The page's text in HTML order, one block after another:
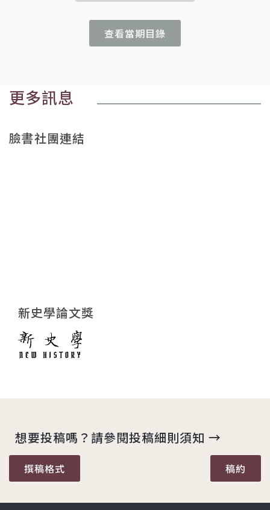
查看當期目錄
更多訊息
臉書社團連結
新史學論文獎
想要投稿嗎？請參閱投稿細則須知 →
撰稿格式 稿約